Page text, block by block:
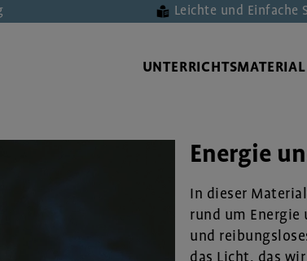
Leichte und Einfache
UNTERRICHTSMATERIAL
Energie
In dieser
rund um
und
das Licht, das